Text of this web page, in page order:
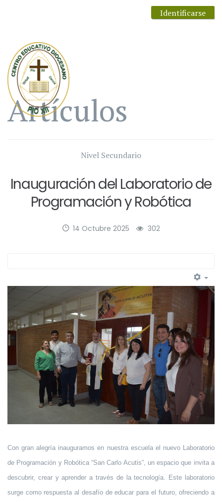
Identificarse
Artículos
Nivel Secundario
Inauguración del Laboratorio de
Programación y Robótica
14 Octubre 2025 302
Con gran alegría inauguramos en nuestra escuela el nuevo Laboratorio
de Programación y Robótica “San Carlo Acutis”, un espacio que invita a
descubrir, crear y aprender a través de la tecnología. Este laboratorio
surge como respuesta al desafío de educar para el futuro, ofreciendo a